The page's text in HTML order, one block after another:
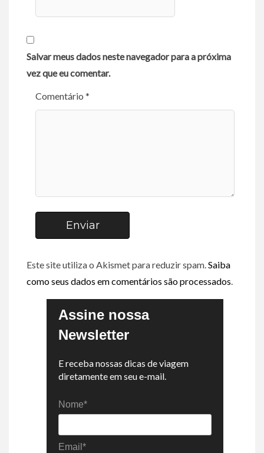
Salvar meus dados neste navegador para a próxima
vez que eu comentar.
Comentário *
Enviar
Este site utiliza o Akismet para reduzir spam.Saiba
como seus dados em comentários são processados.
Assine nossa
Newsletter
E receba nossas dicas de viagem
diretamente em seu e-mail.
Nome*
Email*